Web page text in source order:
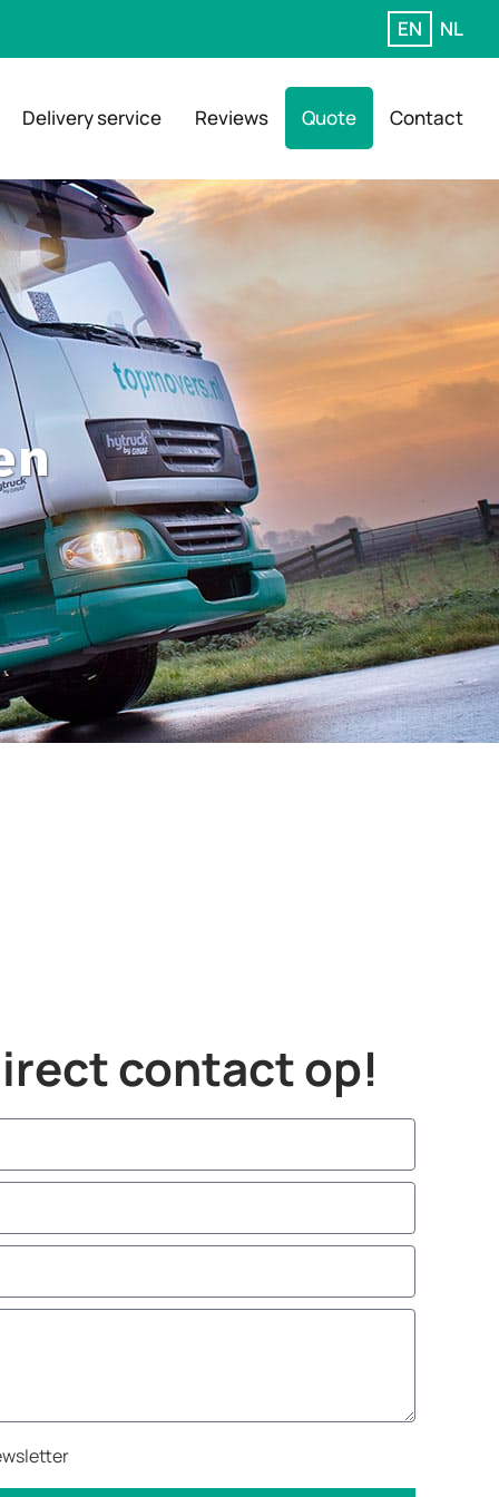
EN NL
Delivery service Reviews Quote Contact
contact op!